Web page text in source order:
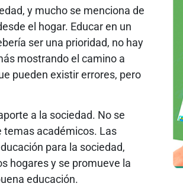
y mucho se menciona de
el hogar. Educar en un
ser una prioridad, no hay
mostrando el camino a
pueden existir errores, pero
a la sociedad. No se
temas académicos. Las
para la sociedad,
hogares y se promueve la
educación.